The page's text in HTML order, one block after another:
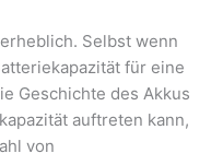
Selbst wenn
für eine
Geschichte des Akkus
auftreten kann,
von